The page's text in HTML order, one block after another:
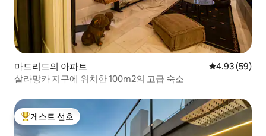
마드리드의 아파트 평점 4.93점(5
4.93 (59)
살라망카 지구에 위치한 100m2의 고급 숙소
상위 게스트 선호
게스트 선호